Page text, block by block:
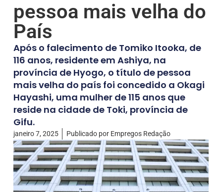
pessoa mais velha do
País
Após o falecimento de Tomiko Itooka, de
116 anos, residente em Ashiya, na
província de Hyogo, o título de pessoa
mais velha do país foi concedido a Okagi
Hayashi, uma mulher de 115 anos que
reside na cidade de Toki, província de
Gifu.
janeiro 7, 2025 Publicado porEmpregos Redação